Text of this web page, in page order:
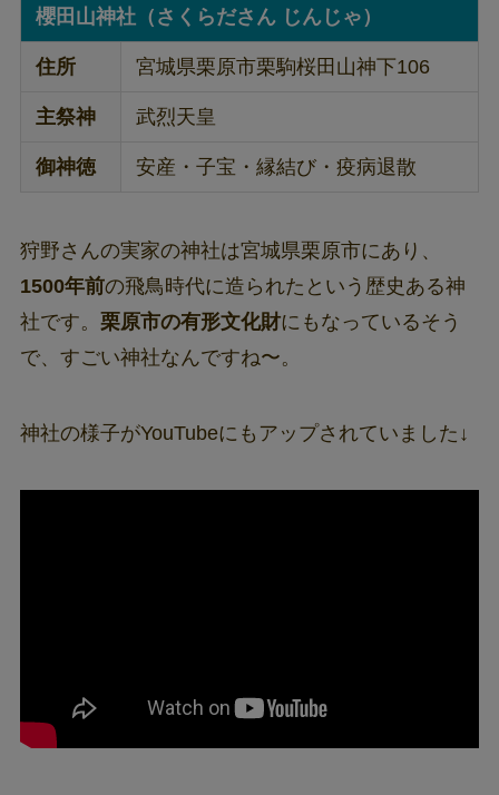
櫻田山神社（さくらださん じんじゃ）
住所 宮城県栗原市栗駒桜田山神下106
主祭神 武烈天皇
御神徳 安産・子宝・縁結び・疫病退散
狩野さんの実家の神社は宮城県栗原市にあり、
1500年前の飛鳥時代に造られたという歴史ある神
社です。 栗原市の有形文化財にもなっているそう
で、すごい神社なんですね〜。
神社の様子がYouTubeにもアップされていました↓